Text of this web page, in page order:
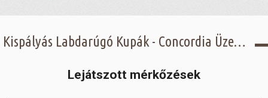
Gasztronómia
Kispályás Labdarúgó Kupák - Concordia Üzemanyag Kutak Városi Kispályás Labdarugó Kupa -
Lejátszott mérkőzések